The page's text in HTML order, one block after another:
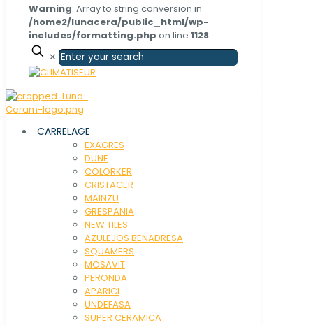
Warning: Array to string conversion in
/home2/lunacera/public_html/wp-
includes/formatting.php on line 1128
✕
CARRELAGE
EXAGRES
DUNE
COLORKER
CRISTACER
MAINZU
GRESPANIA
NEW TILES
AZULEJOS BENADRESA
SQUAMERS
MOSAVIT
PERONDA
APARICI
UNDEFASA
SUPER CERAMICA